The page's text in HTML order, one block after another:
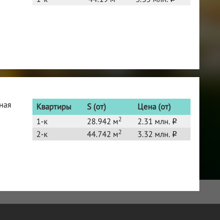
Квартиры S (от)
Цена (от)
1-к
28.942 м2 2.31 млн. o
2-к 44.742 м2 3.32 млн. o